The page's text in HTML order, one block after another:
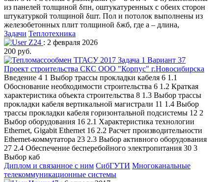
из панелей толщиной δпн, оштукатуренных с обеих сторон
штукатуркой толщиной δшт. Пол и потолок выполнены из
железобетонных плит толщиной δжб, где а – длина,
Задачи Теплотехника
Z24 : 2 февраля 2026
200 руб.
Проект строительства СКС ООО "Корпус" г.Новосибирска
Введение 4 1 Выбор трассы прокладки кабеля 6 1.1
Обоснование необходимости строительства 6 1.2 Краткая
характеристика объекта строительства 8 1.3 Выбор трассы
прокладки кабеля вертикальной магистрали 11 1.4 Выбор
трассы прокладки кабеля горизонтальной подсистемы 12 2
Выбор оборудования 16 2.1 Характеристика технологии
Ethernet, Gigabit Ethernet 16 2.2 Расчет производительности
Ethernet-коммутатора 23 2.3 Выбор активного оборудования
27 2.4 Обеспечение бесперебойного электропитания 30 3
Выбор каб
Диплом и связанное с ним СибГУТИ Многоканальные
телекоммуникационные системы